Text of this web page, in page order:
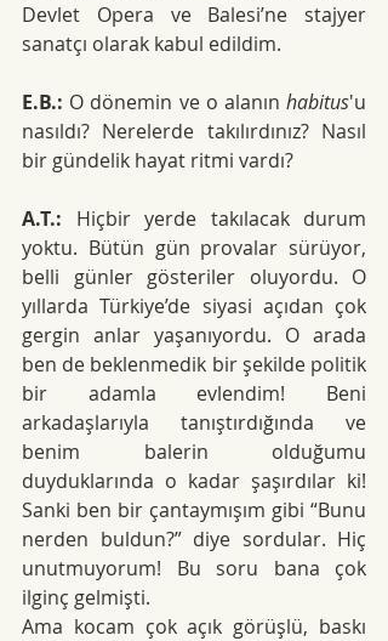
Devlet Opera ve Balesi’ne stajyer
sanatçı olarak kabul edildim.
E.B.: O dönemin ve o alanın habitus'u
nasıldı? Nerelerde takılırdınız? Nasıl
bir gündelik hayat ritmi vardı?
A.T.: Hiçbir yerde takılacak durum
yoktu. Bütün gün provalar sürüyor,
belli günler gösteriler oluyordu. O
yıllarda Türkiye’de siyasi açıdan çok
gergin anlar yaşanıyordu. O arada
ben de beklenmedik bir şekilde politik
bir adamla evlendim! Beni
arkadaşlarıyla tanıştırdığında ve
benim balerin olduğumu
duyduklarında o kadar şaşırdılar ki!
Sanki ben bir çantaymışım gibi “Bunu
nerden buldun?” diye sordular. Hiç
unutmuyorum! Bu soru bana çok
ilginç gelmişti.
Ama kocam çok açık görüşlü, baskı